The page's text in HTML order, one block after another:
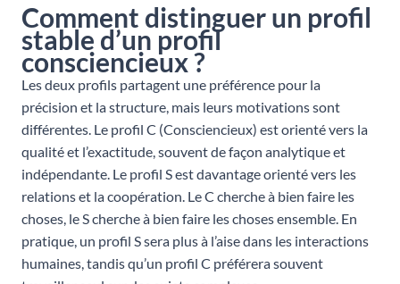
Comment distinguer un profil
stable d’un profil
consciencieux ?
Les deux profils partagent une préférence pour la
précision et la structure, mais leurs motivations sont
différentes. Le profil C (Consciencieux) est orienté vers la
qualité et l’exactitude, souvent de façon analytique et
indépendante. Le profil S est davantage orienté vers les
relations et la coopération. Le C cherche à bien faire les
choses, le S cherche à bien faire les choses ensemble. En
pratique, un profil S sera plus à l’aise dans les interactions
humaines, tandis qu’un profil C préférera souvent